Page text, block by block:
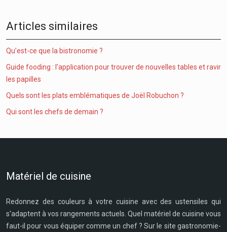
Articles similaires
Qu’est-ce que la bistronomie ?
Guide fooding : l’application pour trouver de nouvelles tables et ravir
les papilles
Quels sont les plats emblématiques de Joël Robuchon ?
Qui sont les chefs de demain ?
Matériel de cuisine
Redonnez des couleurs à votre cuisine avec des ustensiles qui
s'adaptent à vos rangements actuels. Quel matériel de cuisine vous
faut-il pour vous équiper comme un chef ? Sur le site gastronomie-